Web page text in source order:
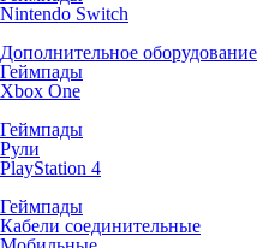
Nintendo Switch
Дополнительное оборудование
Геймпады
Xbox One
Геймпады
Рули
PlayStation 4
Геймпады
Кабели соединительные